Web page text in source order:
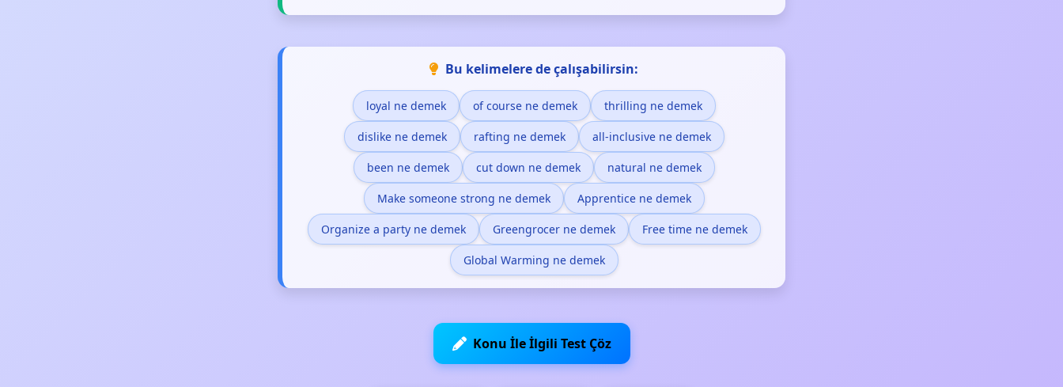
Bu kelimelere de çalışabilirsin:
loyal ne demek of course ne demek thrilling ne demek
dislike ne demek rafting ne demek all-inclusive ne demek
been ne demek cut down ne demek natural ne demek
Make someone strong ne demek Apprentice ne demek
Organize a party ne demek Greengrocer ne demek Free time ne demek
Global Warming ne demek
Konu İle İlgili Test Çöz